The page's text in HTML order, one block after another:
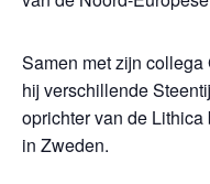
Samen met zijn
hij verschillende
oprichter van de
in Zweden.